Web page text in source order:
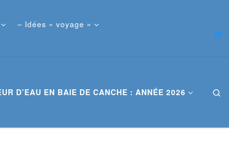
– Idées « voyage »
D’EAU EN BAIE DE CANCHE : ANNÉE 2026